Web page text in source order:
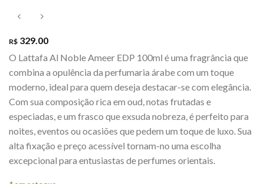
R$ 329.00
O Lattafa Al Noble Ameer EDP 100ml é uma fragrância que
combina a opulência da perfumaria árabe com um toque
moderno, ideal para quem deseja destacar-se com elegância.
Com sua composição rica em oud, notas frutadas e
especiadas, e um frasco que exsuda nobreza, é perfeito para
noites, eventos ou ocasiões que pedem um toque de luxo. Sua
alta fixação e preço acessível tornam-no uma escolha
excepcional para entusiastas de perfumes orientais.